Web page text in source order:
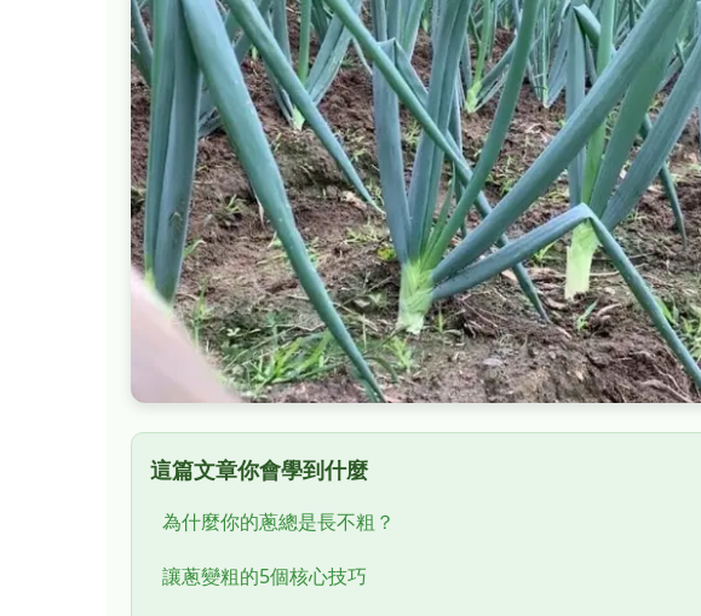
這篇文章你會學到什麼
為什麼你的蔥總是長不粗？
讓蔥變粗的5個核心技巧